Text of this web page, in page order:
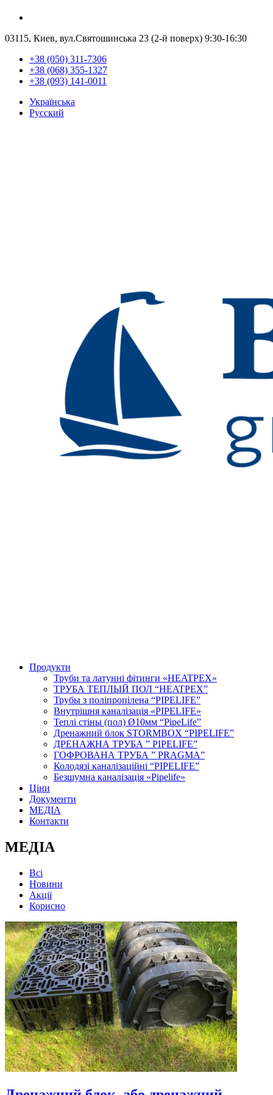
03115, Киев, вул.Святошинська 23 (2-й поверх) 9:30-16:30
+38 (050) 311-7306
+38 (068) 355-1327
+38 (093) 141-0011
Українська
Русский
Продукти
Труби та латунні фітинги «HEATPEX»
ТРУБА ТЕПЛЫЙ ПОЛ “HEATPEX”
Трубы з поліпропілена “PIPELIFE”
Внутрішня каналізація «PIPELIFE»
Теплі стіны (пол) Ø10мм “PipeLife”
Дренажний блок STORMBOX “PIPELIFE”
ДРЕНАЖНА ТРУБА ” PIPELIFE”
ГОФРОВАНА ТРУБА ” PRAGMA”
Колодязі каналізаційні “PIPELIFE”
Безшумна каналізація «Pipelife»
Ціни
Документи
МЕДІА
Контакти
МЕДІА
Всі
Новини
Акції
Корисно